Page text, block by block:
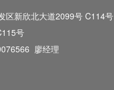
区新欣北大道2099号 C114号
号
廖经理